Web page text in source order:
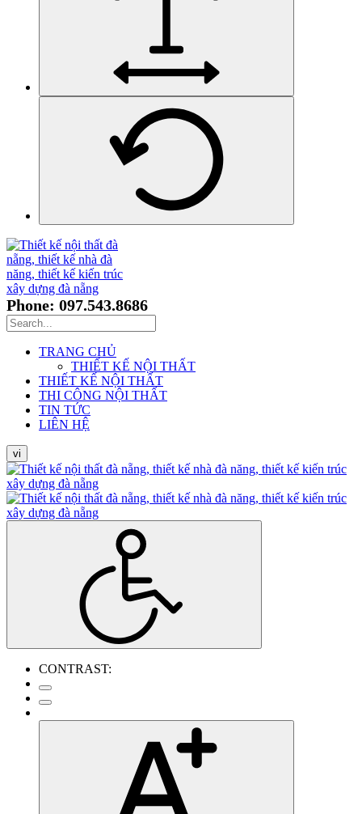
Phone: 097.543.8686
TRANG CHỦ
THIẾT KẾ NỘI THẤT
THIẾT KẾ NỘI THẤT
THI CÔNG NỘI THẤT
TIN TỨC
LIÊN HỆ
vi
CONTRAST: